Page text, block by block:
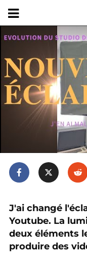
J'ai changé
Youtube. La
deux éléments
produire des